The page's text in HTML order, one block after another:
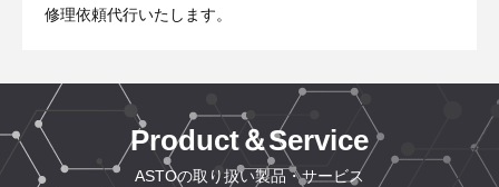
修理依頼代行いたします。
Product＆Service
ASTOの取り扱い製品・サービス